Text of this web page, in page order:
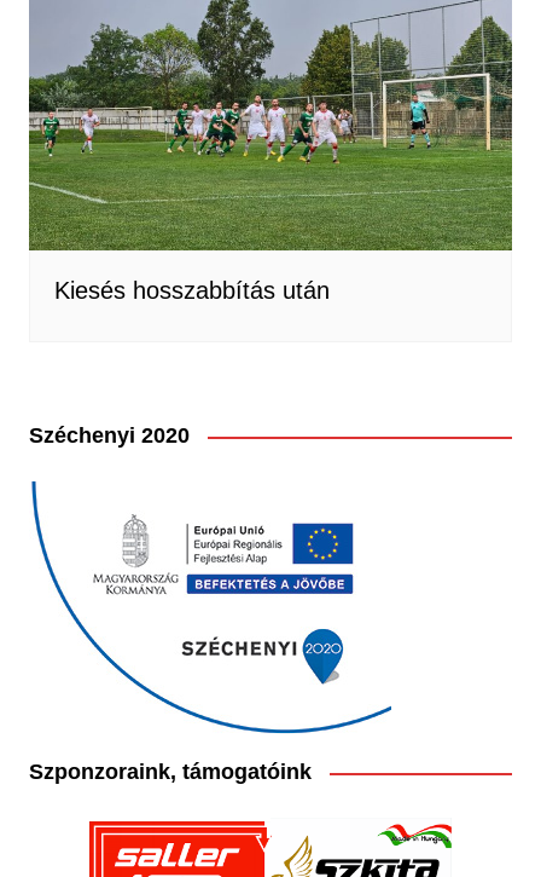
Kiesés hosszabbítás után
Széchenyi 2020
Szponzoraink, támogatóink